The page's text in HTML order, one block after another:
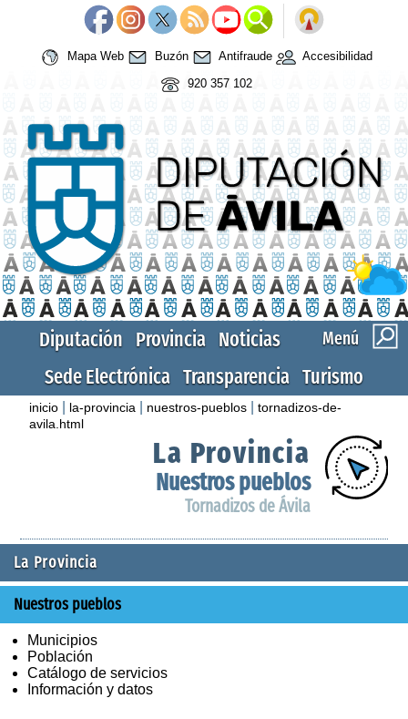
Mapa Web Buzón Antifraude
Accesibilidad
920 357 102
Menú
Diputación Provincia Noticias
Sede Electrónica Transparencia Turismo
inicio la-provincia nuestros-pueblos |tornadizos-de-
avila.html
La Provincia
Nuestros pueblos
Tornadizos de Ávila
La Provincia
Nuestros pueblos
Municipios
Población
Catálogo de servicios
Información y datos